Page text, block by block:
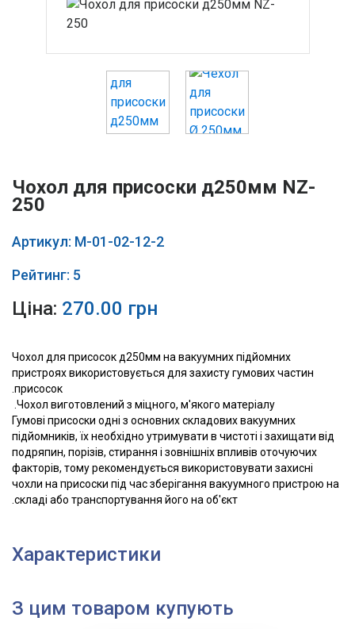
Чохол для присоски д250мм NZ-
250
Артикул: М-01-02-12-2
Рейтинг: 5
Ціна: 270.00 грн
Чохол для присосок д250мм на вакуумних підйомних
пристроях використовується для захисту гумових частин
присосок.
Чохол виготовлений з міцного, м'якого матеріалу.
Гумові присоски одні з основних складових вакуумних
підйомників, їх необхідно утримувати в чистоті і захищати від
подряпин, порізів, стирання і зовнішніх впливів оточуючих
факторів, тому рекомендується використовувати захисні
чохли на присоски під час зберігання вакуумного пристрою на
складі або транспортування його на об'єкт.
Характеристики
З цим товаром купують